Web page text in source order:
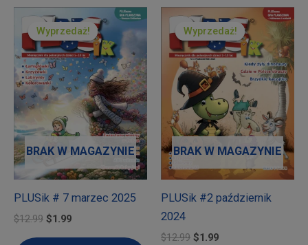
Wyprzedaż!
BRAK W MAGAZYNIE
Wyprzedaż!
PLUSik # 7 marzec 2025
$12.99 Pierwotna
$1.99Aktualna
Wyprzedaż!
BRAK W MAGAZYNIE
Wyprzedaż!
PLUSik #2 październik
2024
$12.99 Pierwotna
$1.99Aktualna